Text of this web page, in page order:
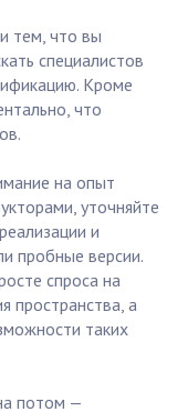
тем, что вы
специалистов
Кроме
что
на опыт
уточняйте
и
пробные версии.
спроса на
пространства, а
таких
потом —